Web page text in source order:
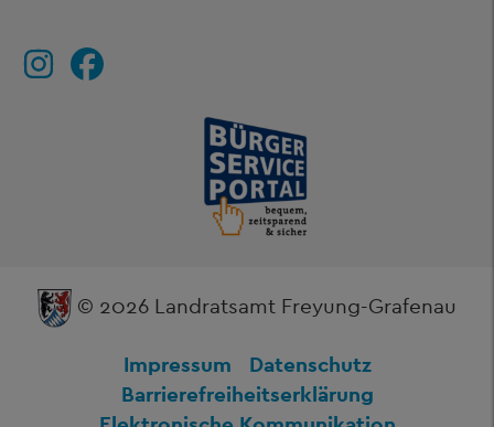
© 2026 Landratsamt Freyung-Grafenau
Impressum
Datenschutz
Barrierefreiheitserklärung